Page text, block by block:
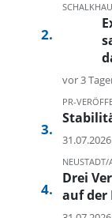
vor 3
PR-
31.07.2026
NEUSTADT/
Drei
auf der